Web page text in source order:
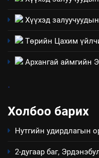
Хүүхэд
Төрийн Цахим
Архангай аймгийн
.
Холбоо барих
Нутгийн удирдлагын
2-дугаар баг,